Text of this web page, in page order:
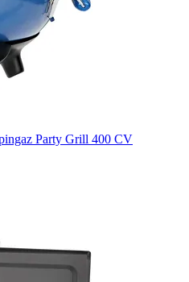
Party Grill 400 CV